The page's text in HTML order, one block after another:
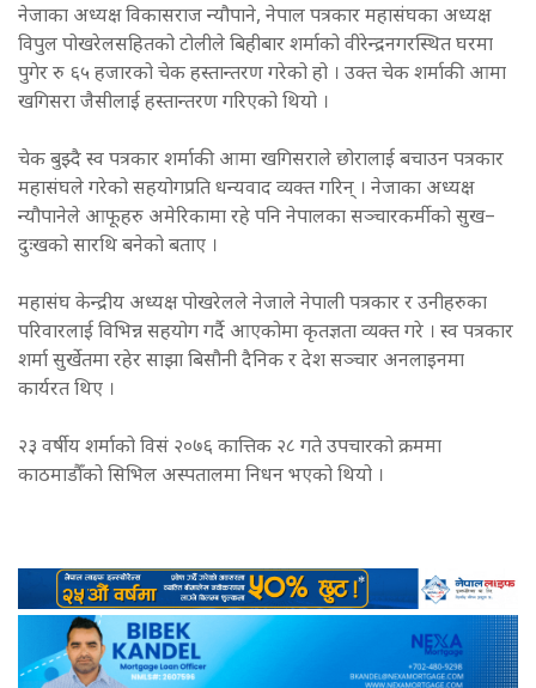
नेजाका अध्यक्ष विकासराज न्यौपाने, नेपाल पत्रकार महासंघका अध्यक्ष
विपुल पोखरेलसहितको टोलीले बिहीबार शर्माको वीरेन्द्रनगरस्थित घरमा
पुगेर रु ६५ हजारको चेक हस्तान्तरण गरेको हो । उक्त चेक शर्माकी आमा
खगिसरा जैसीलाई हस्तान्तरण गरिएको थियो ।
चेक बुझ्दै स्व पत्रकार शर्माकी आमा खगिसराले छोरालाई बचाउन पत्रकार
महासंघले गरेको सहयोगप्रति धन्यवाद व्यक्त गरिन् । नेजाका अध्यक्ष
न्यौपानेले आफूहरु अमेरिकामा रहे पनि नेपालका सञ्चारकर्मीको सुख–
दुःखको सारथि बनेको बताए ।
महासंघ केन्द्रीय अध्यक्ष पोखरेलले नेजाले नेपाली पत्रकार र उनीहरुका
परिवारलाई विभिन्न सहयोग गर्दै आएकोमा कृतज्ञता व्यक्त गरे । स्व पत्रकार
शर्मा सुर्खेतमा रहेर साझा बिसौनी दैनिक र देश सञ्चार अनलाइनमा
कार्यरत थिए ।
२३ वर्षीय शर्माको विसं २०७६ कात्तिक २८ गते उपचारको क्रममा
काठमाडौँको सिभिल अस्पतालमा निधन भएको थियो ।